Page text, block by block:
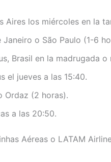
Aires los miércoles en la
Janeiro o São Paulo (1-6
Brasil en la madrugada o
el jueves a las 15:40.
Ordaz (2 horas).
a las 20:50.
Aéreas o LATAM